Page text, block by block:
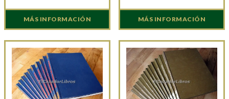
MÁS INFORMACIÓN MÁS INFORMACIÓN